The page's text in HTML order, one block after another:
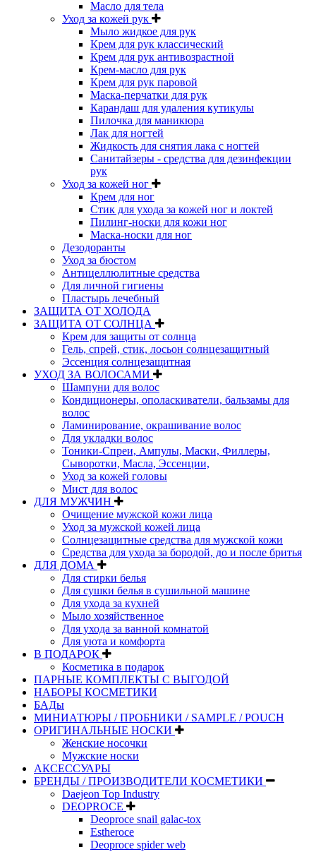
Масло для тела
Уход за кожей рук
Мыло жидкое для рук
Крем для рук классический
Крем для рук антивозрастной
Крем-масло для рук
Крем для рук паровой
Маска-перчатки для рук
Карандаш для удаления кутикулы
Пилочка для маникюра
Лак для ногтей
Жидкость для снятия лака с ногтей
Санитайзеры - средства для дезинфекции
рук
Уход за кожей ног
Крем для ног
Стик для ухода за кожей ног и локтей
Пилинг-носки для кожи ног
Маска-носки для ног
Дезодоранты
Уход за бюстом
Антицеллюлитные средства
Для личной гигиены
Пластырь лечебный
ЗАЩИТА ОТ ХОЛОДА
ЗАЩИТА ОТ СОЛНЦА
Крем для защиты от солнца
Гель, спрей, стик, лосьон солнцезащитный
Эссенция солнцезащитная
УХОД ЗА ВОЛОСАМИ
Шампуни для волос
Кондиционеры, ополаскиватели, бальзамы для
волос
Ламинирование, окрашивание волос
Для укладки волос
Тоники-Спреи, Ампулы, Маски, Филлеры,
Сыворотки, Масла, Эссенции,
Уход за кожей головы
Мист для волос
ДЛЯ МУЖЧИН
Очищение мужской кожи лица
Уход за мужской кожей лица
Солнцезащитные средства для мужской кожи
Средства для ухода за бородой, до и после бритья
ДЛЯ ДОМА
Для стирки белья
Для сушки белья в сушильной машине
Для ухода за кухней
Мыло хозяйственное
Для ухода за ванной комнатой
Для уюта и комфорта
В ПОДАРОК
Косметика в подарок
ПАРНЫЕ КОМПЛЕКТЫ С ВЫГОДОЙ
НАБОРЫ КОСМЕТИКИ
БАДы
МИНИАТЮРЫ / ПРОБНИКИ / SAMPLE / POUCH
ОРИГИНАЛЬНЫЕ НОСКИ
Женские носочки
Мужские носки
АКСЕССУАРЫ
БРЕНДЫ / ПРОИЗВОДИТЕЛИ КОСМЕТИКИ
Daejeon Top Industry
DEOPROCE
Deoproce snail galac-tox
Estheroce
Deoproce spider web